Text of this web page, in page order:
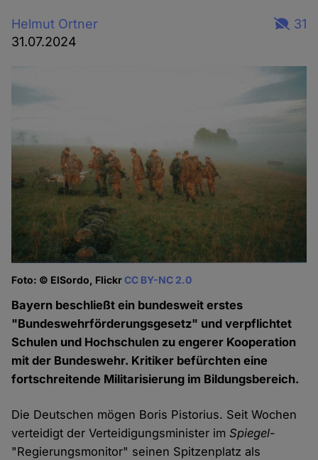
Helmut Ortner
31.07.2024
31
Foto: © ElSordo, FlickrCC BY-NC 2.0
Bayern beschließt ein bundesweit erstes
"Bundeswehrförderungsgesetz" und verpflichtet
Schulen und Hochschulen zu engerer Kooperation
mit der Bundeswehr. Kritiker befürchten eine
fortschreitende Militarisierung im Bildungsbereich.
Die Deutschen mögen Boris Pistorius. Seit Wochen
verteidigt der Verteidigungsminister imSpiegel-
"Regierungsmonitor" seinen Spitzenplatz als